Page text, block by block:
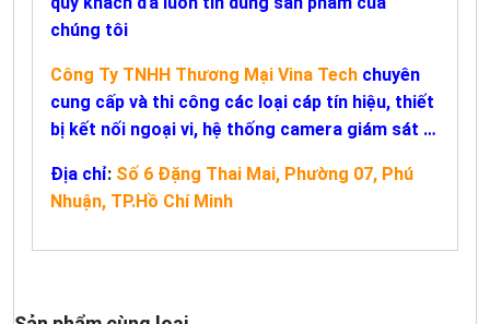
chúng tôi
Công Ty TNHH Thương Mại Vina Tech chuyên
cung cấp và thi công các loại cáp tín hiệu, thiết
bị kết nối ngoại vi, hệ thống camera giám sát …
Địa chỉ: Số 6 Đặng Thai Mai, Phường 07, Phú
Nhuận, TP.Hồ Chí Minh